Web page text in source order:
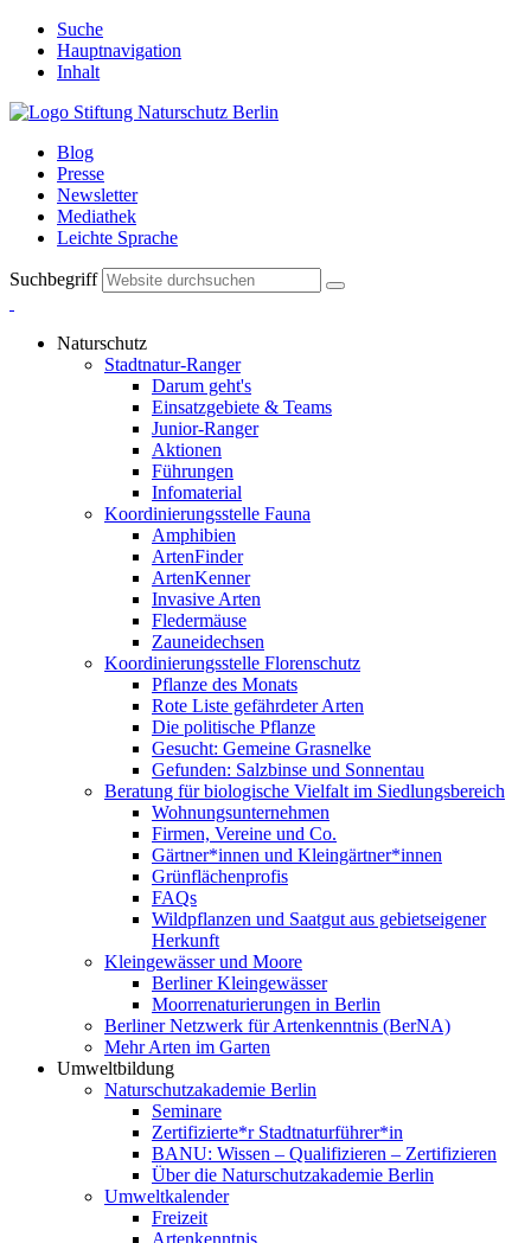
Suche
Hauptnavigation
Inhalt
Blog
Presse
Newsletter
Mediathek
Leichte Sprache
Suchbegriff
Naturschutz
Stadtnatur-Ranger
Darum geht's
Einsatzgebiete & Teams
Junior-Ranger
Aktionen
Führungen
Infomaterial
Koordinierungsstelle Fauna
Amphibien
ArtenFinder
ArtenKenner
Invasive Arten
Fledermäuse
Zauneidechsen
Koordinierungsstelle Florenschutz
Pflanze des Monats
Rote Liste gefährdeter Arten
Die politische Pflanze
Gesucht: Gemeine Grasnelke
Gefunden: Salzbinse und Sonnentau
Beratung für biologische Vielfalt im Siedlungsbereich
Wohnungsunternehmen
Firmen, Vereine und Co.
Gärtner*innen und Kleingärtner*innen
Grünflächenprofis
FAQs
Wildpflanzen und Saatgut aus gebietseigener
Herkunft
Kleingewässer und Moore
Berliner Kleingewässer
Moorrenaturierungen in Berlin
Berliner Netzwerk für Artenkenntnis (BerNA)
Mehr Arten im Garten
Umweltbildung
Naturschutzakademie Berlin
Seminare
Zertifizierte*r Stadtnaturführer*in
BANU: Wissen – Qualifizieren – Zertifizieren
Über die Naturschutzakademie Berlin
Umweltkalender
Freizeit
Artenkenntnis